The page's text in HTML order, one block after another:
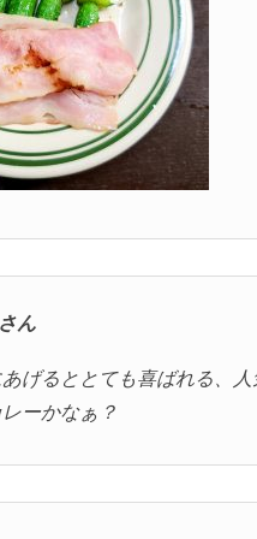
ん
げるととても喜ばれる、
ーかなぁ？